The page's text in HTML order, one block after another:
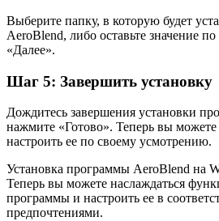
Выберите папку, в которую будет
AeroBlend, либо оставьте значение
«Далее».
Шаг 5: Завершить установку
Дождитесь завершения установки
нажмите «Готово». Теперь вы можете
настроить ее по своему усмотрению.
Установка программы AeroBlend на
Теперь вы можете наслаждаться
программы и настроить ее в
предпочтениями.